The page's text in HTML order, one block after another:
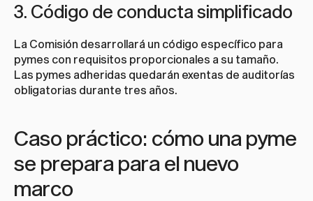
3. Código de conducta simplificado
La Comisión desarrollará un código específico para
pymes con requisitos proporcionales a su tamaño.
Las pymes adheridas quedarán exentas de auditorías
obligatorias durante tres años.
Caso práctico: cómo una pyme
se prepara para el nuevo
marco